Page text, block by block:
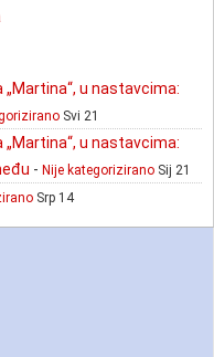
u nastavcima:
Svi 21
u nastavcima:
- Nije kategorizirano Sij 21
Srp 14